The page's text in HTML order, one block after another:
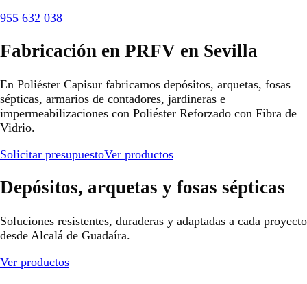
955 632 038
Fabricación en PRFV en Sevilla
En Poliéster Capisur fabricamos depósitos, arquetas, fosas
sépticas, armarios de contadores, jardineras e
impermeabilizaciones con Poliéster Reforzado con Fibra de
Vidrio.
Solicitar presupuestoVer productos
Depósitos, arquetas y fosas sépticas
Soluciones resistentes, duraderas y adaptadas a cada proyecto
desde Alcalá de Guadaíra.
Ver productos